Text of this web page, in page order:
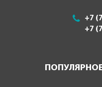
+7
+7